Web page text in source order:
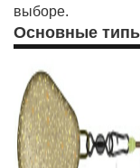
выборе.
Основные